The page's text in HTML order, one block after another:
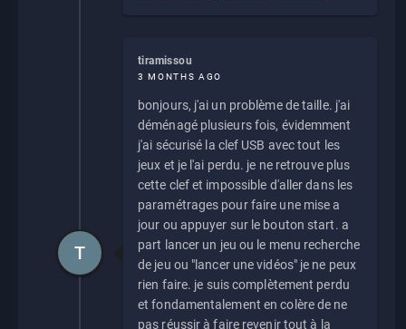
tiramissou
3 MONTHS AGO
bonjours, j'ai un problème de taille. j'ai
déménagé plusieurs fois, évidemment
j'ai sécurisé la clef USB avec tout les
jeux et je l'ai perdu. je ne retrouve plus
cette clef et impossible d'aller dans les
paramétrages pour faire une mise a
jour ou appuyer sur le bouton start. a
part lancer un jeu ou le menu recherche
de jeu ou "lancer une vidéos" je ne peux
rien faire. je suis complètement perdu
et fondamentalement en colère de ne
pas réussir à faire revenir tout à la
T